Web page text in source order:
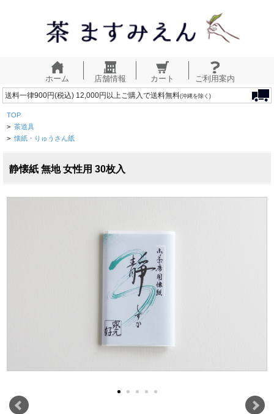
ホーム 店舗情報 カート ご利用案内
送料一律900円(税込) 12,000円以上ご購入で送料無料(沖縄を除く)
TOP
> 茶道具
> 懐紙・りゅうさん紙
静懐紙 無地 女性用 30枚入